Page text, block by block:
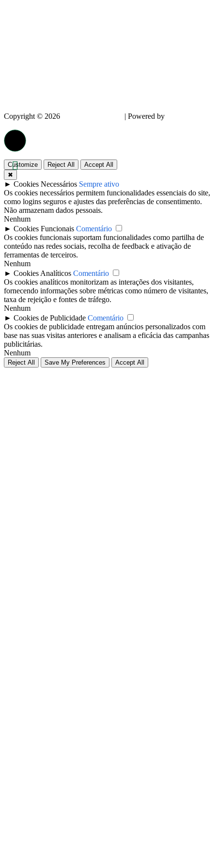
Copyright © 2026 | Powered by
Customize Reject All
Accept All
✖
► Cookies Necessários Sempre ativo
Os cookies necessários permitem funcionalidades essenciais do site,
como logins seguros e ajustes das preferências de consentimento.
Não armazenam dados pessoais.
Nenhum
► Cookies Funcionais Comentário
Os cookies funcionais suportam funcionalidades como partilha de
conteúdo nas redes sociais, recolha de feedback e ativação de
ferramentas de terceiros.
Nenhum
► Cookies Analíticos Comentário
Os cookies analíticos monitorizam as interações dos visitantes,
fornecendo informações sobre métricas como número de visitantes,
taxa de rejeição e fontes de tráfego.
Nenhum
► Cookies de Publicidade Comentário
Os cookies de publicidade entregam anúncios personalizados com
base nas suas visitas anteriores e analisam a eficácia das campanhas
publicitárias.
Nenhum
Reject All Save My Preferences Accept All